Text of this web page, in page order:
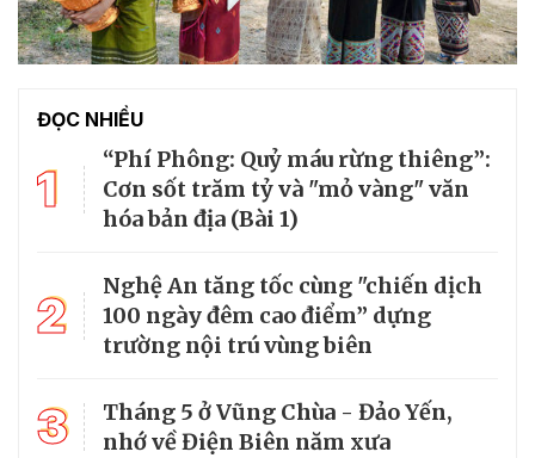
ĐỌC NHIỀU
1
“Phí Phông: Quỷ máu rừng thiêng”:
Cơn sốt trăm tỷ và "mỏ vàng" văn
hóa bản địa (Bài 1)
2
Nghệ An tăng tốc cùng "chiến dịch
100 ngày đêm cao điểm” dựng
trường nội trú vùng biên
3
Tháng 5 ở Vũng Chùa - Đảo Yến,
nhớ về Điện Biên năm xưa